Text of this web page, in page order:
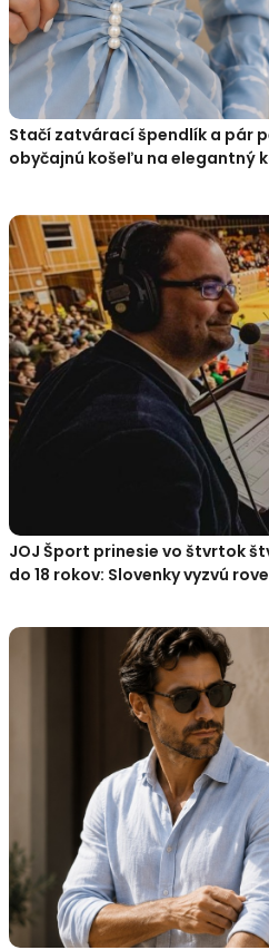
Stačí zatvárací špendlík a pár
obyčajnú košeľu na elegantný
JOJ Šport prinesie vo štvrtok
do 18 rokov: Slovenky vyzvú